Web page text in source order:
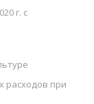
г. с
расходов при